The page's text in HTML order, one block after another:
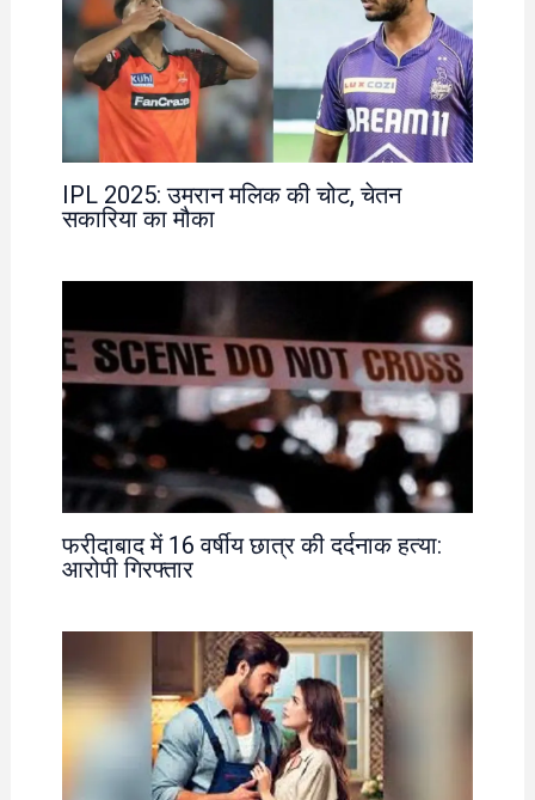
IPL 2025: उमरान मलिक की चोट, चेतन
सकारिया का मौका
फरीदाबाद में 16 वर्षीय छात्र की दर्दनाक हत्या:
आरोपी गिरफ्तार